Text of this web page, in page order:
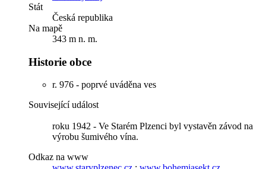
Stát
Česká republika
Na mapě
343 m n. m.
Historie obce
r. 976 - poprvé uváděna ves
Související událost
roku 1942 - Ve Starém Plzenci byl vystavěn závod na
výrobu šumivého vína.
Odkaz na www